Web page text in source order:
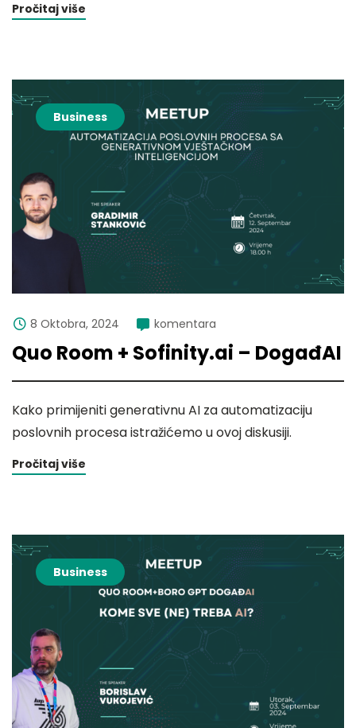
Pročitaj više
Business
8 Oktobra, 2024 komentara
Quo Room + Sofinity.ai – DogađAI
Kako primijeniti generativnu AI za automatizaciju
poslovnih procesa istražićemo u ovoj diskusiji.
Pročitaj više
Business